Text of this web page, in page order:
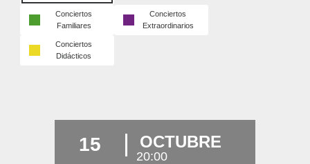
Conciertos
Familiares
Conciertos
Extraordinarios
Conciertos
Didácticos
15 OCTUBRE
20:00